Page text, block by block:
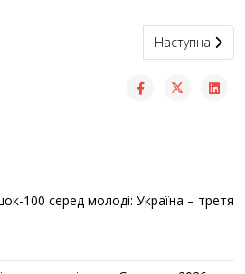
створено Громадську
Наступна
Наступна
100 серед молоді: Україна – третя